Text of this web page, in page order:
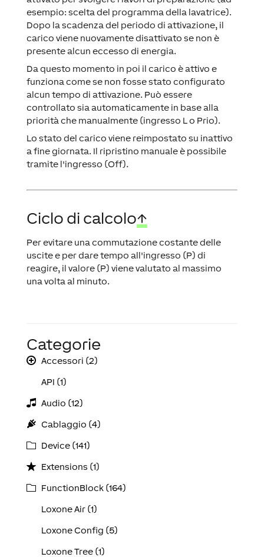
esempio: scelta del programma della lavatrice).
Dopo la scadenza del periodo di attivazione, il
carico viene nuovamente disattivato se non è
presente alcun eccesso di energia.
Da questo momento in poi il carico è attivo e
funziona come se non fosse stato configurato
alcun tempo di attivazione. Può essere
controllato sia automaticamente in base alla
priorità che manualmente (ingresso L o Prio).
Lo stato del carico viene reimpostato su inattivo
a fine giornata. Il ripristino manuale è possibile
tramite l'ingresso (Off).
Ciclo di calcolo↑
Per evitare una commutazione costante delle
uscite e per dare tempo all'ingresso (P) di
reagire, il valore (P) viene valutato al massimo
una volta al minuto.
Categorie
Accessori (2)
API (1)
Audio (12)
Cablaggio (4)
Device (141)
Extensions (1)
FunctionBlock (164)
Loxone Air (1)
Loxone Config (5)
Loxone Tree (1)